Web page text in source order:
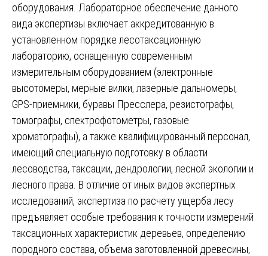
оборудования. Лабораторное обеспечение данного
вида экспертизы включает аккредитованную в
установленном порядке лесотаксационную
лабораторию, оснащенную современным
измерительным оборудованием (электронные
высотомеры, мерные вилки, лазерные дальномеры,
GPS-приемники, буравы Пресслера, резистографы,
томографы, спектрофотометры, газовые
хроматографы), а также квалифицированный персонал,
имеющий специальную подготовку в области
лесоводства, таксации, дендрологии, лесной экологии и
лесного права. В отличие от иных видов экспертных
исследований, экспертиза по расчету ущерба лесу
предъявляет особые требования к точности измерений
таксационных характеристик деревьев, определению
породного состава, объема заготовленной древесины,